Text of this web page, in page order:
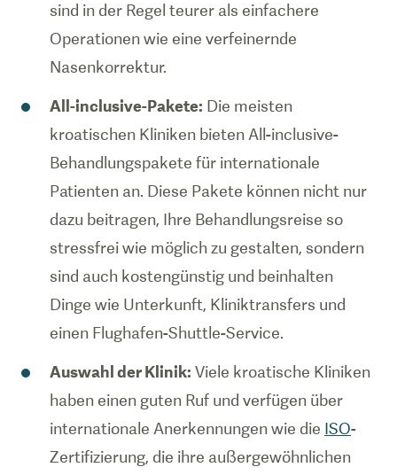
sind in der Regel teurer als einfachere
Operationen wie eine verfeinernde
Nasenkorrektur.
All-inclusive-Pakete: Die meisten
kroatischen Kliniken bieten All-inclusive-
Behandlungspakete für internationale
Patienten an. Diese Pakete können nicht nur
dazu beitragen, Ihre Behandlungsreise so
stressfrei wie möglich zu gestalten, sondern
sind auch kostengünstig und beinhalten
Dinge wie Unterkunft, Kliniktransfers und
einen Flughafen-Shuttle-Service.
Auswahl der Klinik: Viele kroatische Kliniken
haben einen guten Ruf und verfügen über
internationale Anerkennungen wie die ISO-
Zertifizierung, die ihre außergewöhnlichen